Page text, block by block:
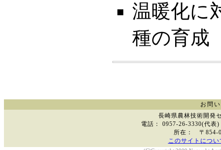
温暖化に
種の育成
お問
長崎県農林技術開
電話： 0957-26-3330(
所在： 〒854-
このサイトにつ